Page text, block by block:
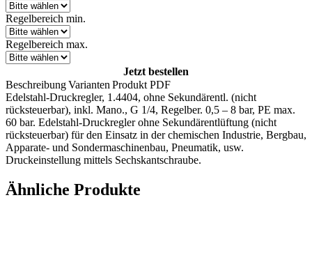
Regelbereich min.
Regelbereich max.
Jetzt bestellen
BeschreibungVarianten Produkt PDF
Edelstahl-Druckregler, 1.4404, ohne Sekundärentl. (nicht
rücksteuerbar), inkl. Mano., G 1/4, Regelber. 0,5 – 8 bar, PE max.
60 bar. Edelstahl-Druckregler ohne Sekundärentlüftung (nicht
rücksteuerbar) für den Einsatz in der chemischen Industrie, Bergbau,
Apparate- und Sondermaschinenbau, Pneumatik, usw.
Druckeinstellung mittels Sechskantschraube.
Ähnliche Produkte